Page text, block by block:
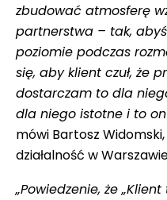
zbudować atmosferę
partnerstwa – tak,
poziomie podczas
się, aby klient czuł, że
dostarczam to dla
dla niego istotne i to
mówi Bartosz
działalność w
„Powiedzenie, że